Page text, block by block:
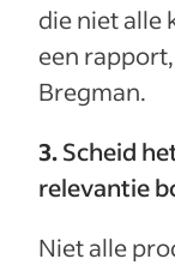
die niet alle
een
Bregman.
3.Scheid
relevantie
Niet alle